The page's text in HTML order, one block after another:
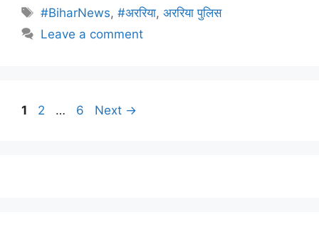
#BiharNews,#अररिया,अररिया पुलिस
Leave a comment
1 2 … 6 Next →